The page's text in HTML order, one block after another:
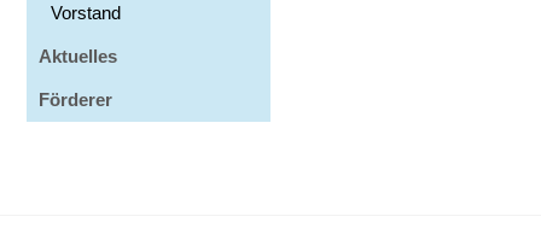
Vorstand
Aktuelles
Förderer